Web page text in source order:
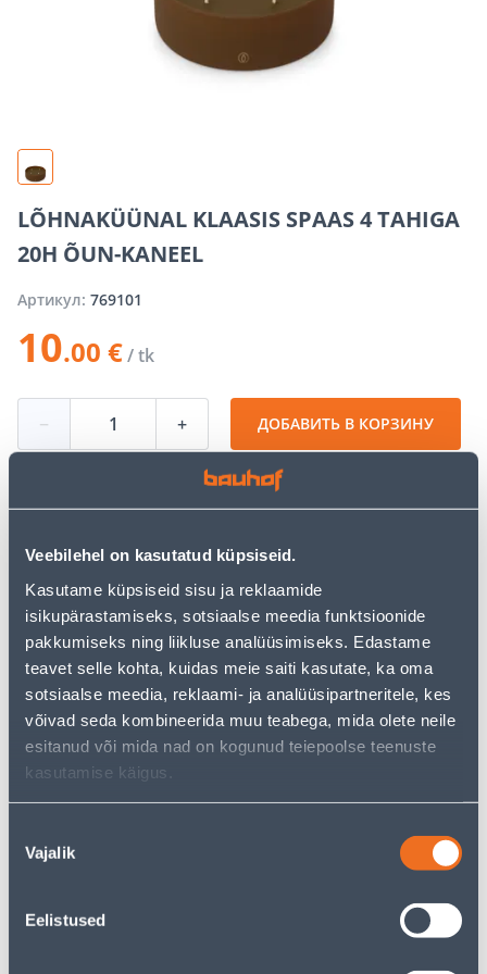
Veebilehel on kasutatud küpsiseid.
Kasutame küpsiseid sisu ja reklaamide
isikupärastamiseks, sotsiaalse meedia funktsioonide
pakkumiseks ning liikluse analüüsimiseks. Edastame
teavet selle kohta, kuidas meie saiti kasutate, ka oma
sotsiaalse meedia, reklaami- ja analüüsipartneritele, kes
võivad seda kombineerida muu teabega, mida olete neile
esitanud või mida nad on kogunud teiepoolse teenuste
kasutamise käigus.
valik
Vajalik
Eelistused
LÕHNAKÜÜNAL KLAASIS SPAAS 4 TAHIGA
20H ÕUN-KANEEL
Артикул: 769101
10.00 €/ tk
− + ДОБАВИТЬ В КОРЗИНУ
• Mahedas sügis/talvises värvitoonis läbikumavas matis
klaasis lõhnaküünal.
• Kõrgema lõhnasisaldusega ning toormest üle 70% on
taimset päritolu.
• Põlemise aeg ~20h.
• 14-päevane tagastusõigus
Предполагаемая доставка 3,69 € от 2-5 tööpäeva